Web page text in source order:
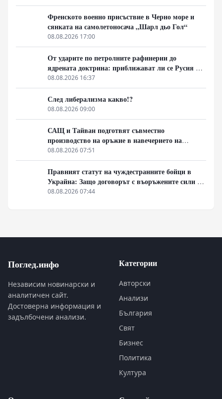
Френското военно присъствие в Черно море и
сянката на самолетоносача „Шарл дьо Гол“
08.08.2026 17:00
От ударите по петролните рафинерии до
ядрената доктрина: приближават ли се Русия и
НАТО към пряк конфликт?
08.08.2026 16:37
След либерализма какво!?
08.08.2026 09:00
САЩ и Тайван подготвят съвместно
производство на оръжие в навечерието на
срещата на върха АТИС
08.08.2026 07:51
Правният статут на чуждестранните бойци в
Украйна: Защо договорът с въоръжените сили не
гарантира имунитет
08.08.2026 07:44
Поглед.инфо
Независим новинарски и
аналитичен сайт.
Достоверна информация и
задълбочени анализи.
Категории
Авторски
Анализи
България
Свят
Бизнес
Политика
Култура